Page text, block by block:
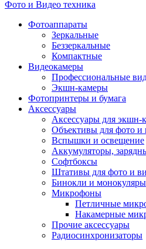
Фото и Видео техника
Фотоаппараты
Зеркальные
Беззеркальные
Компактные
Видеокамеры
Профессиональные
Экшн-камеры
Фотопринтеры и бумага
Аксессуары
Аксессуары для экшн-
Объективы для фото и
Вспышки и освещение
Аккумуляторы,
Софтбоксы
Штативы для фото и
Бинокли и монокуляры
Микрофоны
Петличные
Накамерные
Прочие аксессуары
Радиосинхронизаторы